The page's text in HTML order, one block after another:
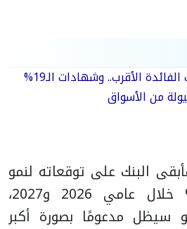
خبير اقتصادي: تثبيت الفائدة الأقرب.. وشهادات الـ19%
من الأسواق
البنك على توقعاته لنمو
الاقتصاد عند 4.5% خلال عامي 2026 و2027،
سيظل مدعومًا بصورة أكبر